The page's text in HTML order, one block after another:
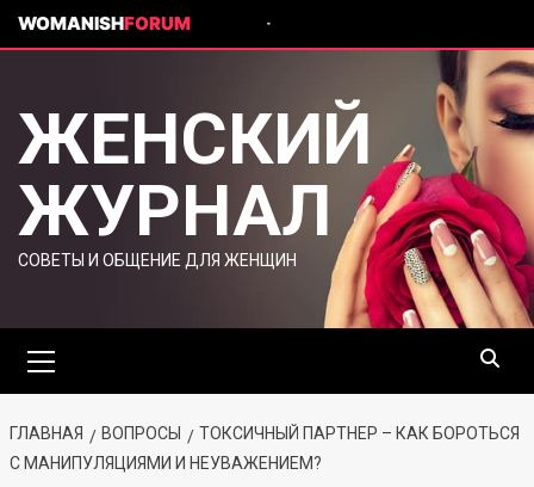
WOMANISHFORUM
ЖЕНСКИЙ
ЖУРНАЛ
СОВЕТЫ И ОБЩЕНИЕ ДЛЯ ЖЕНЩИН
ГЛАВНАЯ ВОПРОСЫ
ТОКСИЧНЫЙ ПАРТНЕР – КАК БОРОТЬСЯ
С МАНИПУЛЯЦИЯМИ И НЕУВАЖЕНИЕМ?